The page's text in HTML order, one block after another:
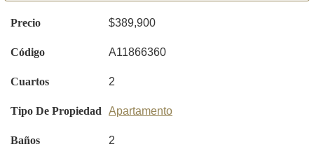
Precio $389,900
Código A11866360
Cuartos 2
Tipo De Propiedad Apartamento
Baños 2